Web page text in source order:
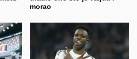
morao